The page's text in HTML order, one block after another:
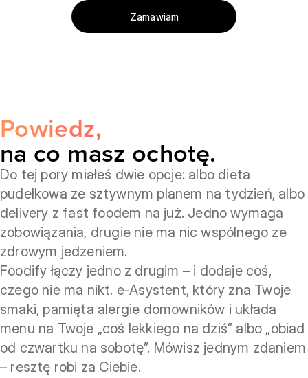
Zamawiam
Powiedz,
na co masz ochotę.
Do tej pory miałeś dwie opcje: albo dieta
pudełkowa ze sztywnym planem na tydzień, albo
delivery z fast foodem na już. Jedno wymaga
zobowiązania, drugie nie ma nic wspólnego ze
zdrowym jedzeniem.
Foodify łączy jedno z drugim – i dodaje coś,
czego nie ma nikt. e-Asystent, który zna Twoje
smaki, pamięta alergie domowników i układa
menu na Twoje „coś lekkiego na dziś” albo „obiad
od czwartku na sobotę”. Mówisz jednym zdaniem
– resztę robi za Ciebie.